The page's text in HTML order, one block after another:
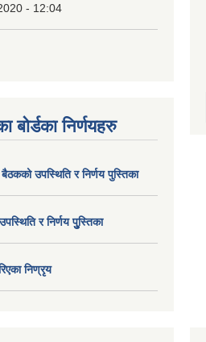
- 12:04
बोर्डका निर्णयहरु
बैठकको उपस्थिति र निर्णय पुस्तिका
र निर्णय पुु्स्तिका
निण्रृय